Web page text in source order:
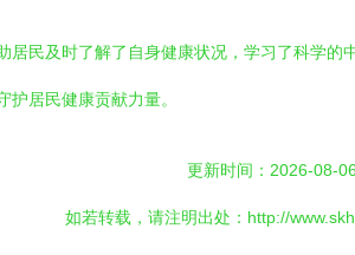
居民及时了解了自身健康状况，学习了科学
居民健康贡献力量。
更新时间：2026-08-
如若转载，请注明出处：http://